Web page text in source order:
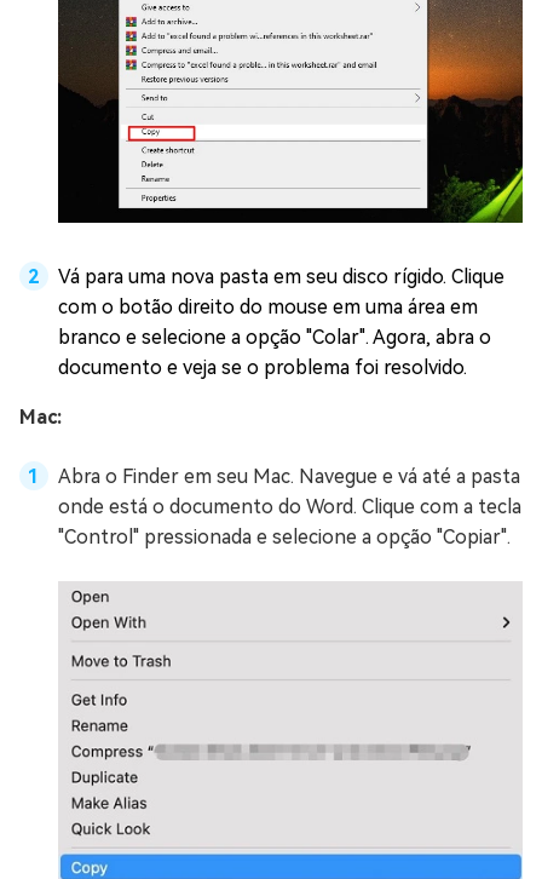
Vá para uma nova pasta em seu disco rígido. Clique
com o botão direito do mouse em uma área em
branco e selecione a opção "Colar". Agora, abra o
documento e veja se o problema foi resolvido.
Mac:
Abra o Finder em seu Mac. Navegue e vá até a pasta
onde está o documento do Word. Clique com a tecla
"Control" pressionada e selecione a opção "Copiar".